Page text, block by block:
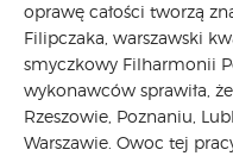
oprawę całości tworzą
Filipczaka, warszawski
smyczkowy Filharmonii
wykonawców sprawiła,
Rzeszowie, Poznaniu,
Warszawie. Owoc tej